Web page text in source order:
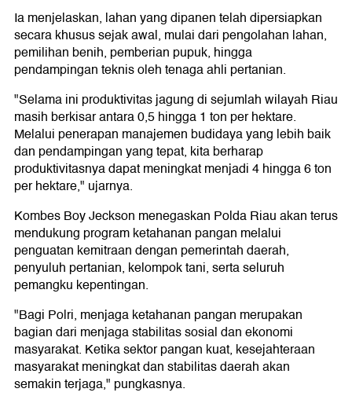
Ia menjelaskan, lahan yang dipanen telah dipersiapkan
secara khusus sejak awal, mulai dari pengolahan lahan,
pemilihan benih, pemberian pupuk, hingga
pendampingan teknis oleh tenaga ahli pertanian.
"Selama ini produktivitas jagung di sejumlah wilayah Riau
masih berkisar antara 0,5 hingga 1 ton per hektare.
Melalui penerapan manajemen budidaya yang lebih baik
dan pendampingan yang tepat, kita berharap
produktivitasnya dapat meningkat menjadi 4 hingga 6 ton
per hektare," ujarnya.
Kombes Boy Jeckson menegaskan Polda Riau akan terus
mendukung program ketahanan pangan melalui
penguatan kemitraan dengan pemerintah daerah,
penyuluh pertanian, kelompok tani, serta seluruh
pemangku kepentingan.
"Bagi Polri, menjaga ketahanan pangan merupakan
bagian dari menjaga stabilitas sosial dan ekonomi
masyarakat. Ketika sektor pangan kuat, kesejahteraan
masyarakat meningkat dan stabilitas daerah akan
semakin terjaga," pungkasnya.